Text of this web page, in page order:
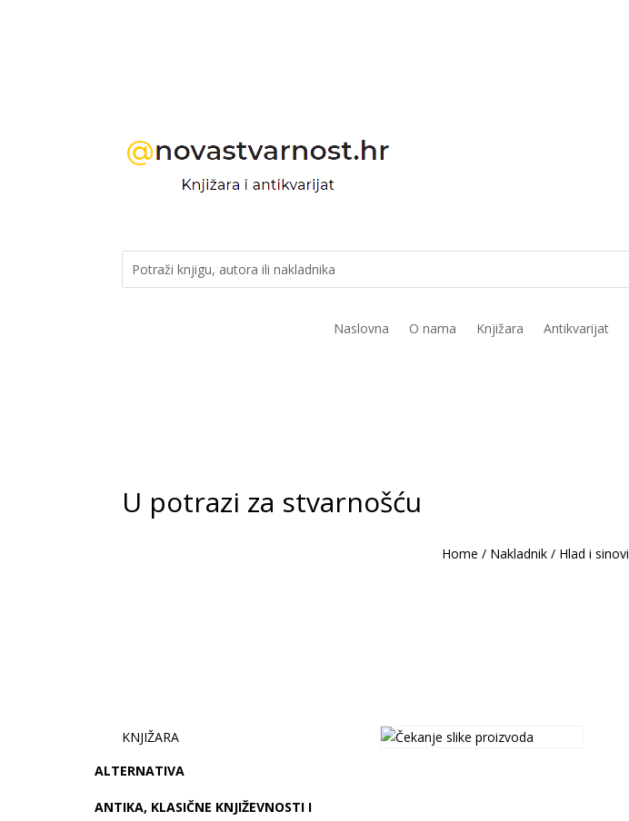
Naslovna O nama Knjižara Antikvarijat
U potrazi za stvarnošću
Home / Nakladnik / Hlad i sinovi
KNJIŽARA
ALTERNATIVA
ANTIKA, KLASIČNE KNJIŽEVNOSTI I